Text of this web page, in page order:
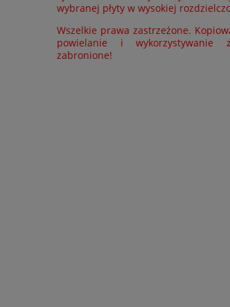
wybranej płyty w wysokiej
Wszelkie prawa zastrzeżone.
powielanie i wykorzystywanie
zabronione!